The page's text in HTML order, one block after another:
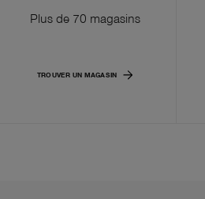
Plus de 70 magasins
TROUVER UN MAGASIN